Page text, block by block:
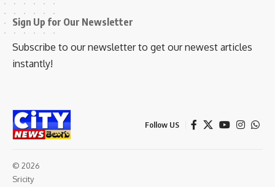
Sign Up for Our Newsletter
Subscribe to our newsletter to get our newest articles
instantly!
Follow US
© 2026
Sricity